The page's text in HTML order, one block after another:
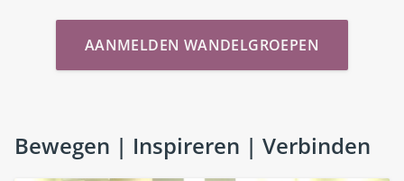
AANMELDEN WANDELGROEPEN
Bewegen | Inspireren | Verbinden